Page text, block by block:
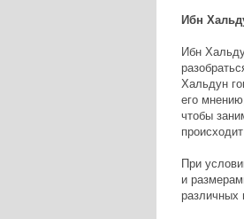
Ибн
Ибн
Хальдун
его
чтобы
При
и
различных